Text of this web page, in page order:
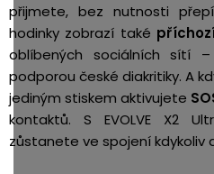
přijmete, bez nutnosti
hodinky zobrazí také
oblíbených sociálních sítí
podporou české diakritiky. A
jediným stiskem aktivujete
kontaktů. S EVOLVE X2
zůstanete ve spojení kdykoliv